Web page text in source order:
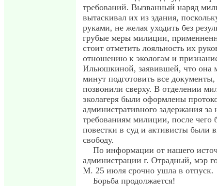
требований. Вызванный наряд
вытаскивал их из здания,
руками, не желая уходить без
грубые меры милиции,
стоит отметить лояльность их
отношению к экологам и
Ильюшкиной, заявившей, что она
минут подготовить все
позвонили сверху. В отделении
эколагеря были оформлены
административного задержания за
требованиям милиции, после
повестки в суд и активисты были
свободу.
По информации от нашего
администрации г. Отрадный, мэр
М. 25 июля срочно ушла в отпуск.
Борьба продолжается!